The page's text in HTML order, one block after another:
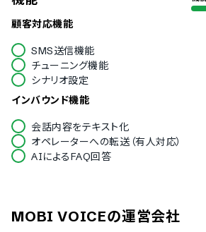
顧客対応機能
SMS送信機能
チューニング機能
シナリオ設定
インバウンド機能
会話内容をテキスト化
オペレーターへの転送（有人対応）
AIによるFAQ回答
MOBI VOICEの運営会社